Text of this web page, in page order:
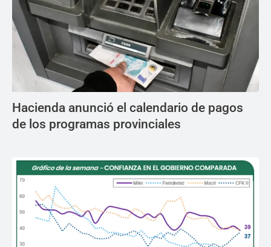
Hacienda anunció el calendario de pagos
de los programas provinciales